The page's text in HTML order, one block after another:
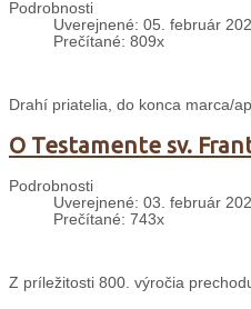
Podrobnosti
Uverejnené: 05. február
Prečítané: 809x
Drahí priatelia, do konca marca/
O Testamente sv.
Podrobnosti
Uverejnené: 03. február
Prečítané: 743x
Z príležitosti 800. výročia